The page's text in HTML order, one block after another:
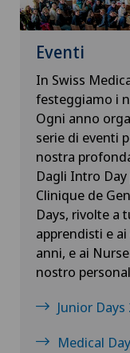
Eventi
In Swiss
festeggiamo i
Ogni anno
serie di eventi
nostra
Dagli Intro Day
Clinique de
Days, rivolte a
apprendisti e
anni, e ai
nostro
Junior Days
Medical